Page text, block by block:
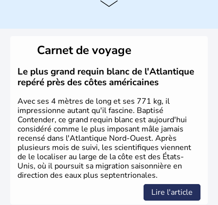
Plusieurs populations se sont succédées avant l'arrivée
des européens, suite à la découverte du continent par
Christophe Colomb en 1492. Les 13 colonies
britanniques proclament la Déclaration d'indépendance
en 1776 et adoptent leur première constitution en 1787.
La conquête de l'Ouest marque ensuite l'entrée dans une
phase de développement intense.
Carnet de voyage
Le plus grand requin blanc de l'Atlantique
repéré près des côtes américaines
Avec ses 4 mètres de long et ses 771 kg, il
impressionne autant qu'il fascine. Baptisé
Contender, ce grand requin blanc est aujourd'hui
considéré comme le plus imposant mâle jamais
recensé dans l'Atlantique Nord-Ouest. Après
plusieurs mois de suivi, les scientifiques viennent
de le localiser au large de la côte est des États-
Unis, où il poursuit sa migration saisonnière en
direction des eaux plus septentrionales.
Lire l'article